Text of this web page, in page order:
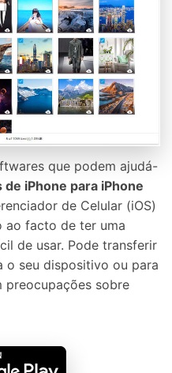
que podem ajudá-
iPhone para iPhone
de Celular (iOS)
ao facto de ter uma
de usar. Pode transferir
o seu dispositivo ou para
preocupações sobre